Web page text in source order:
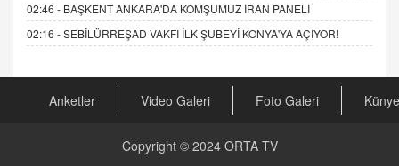
02:46 - BAŞKENT ANKARA'DA KOMŞUMUZ İRAN PANELİ
02:16 -SEBİLÜRREŞAD VAKFI İLK ŞUBEYİ KONYA'YA AÇIYOR!
Anketler Video Galeri Foto Galeri Künye
Copyright © 2024 ORTA TV